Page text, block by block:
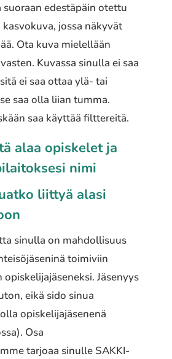
edestäpäin otettu
jossa näkyvät
Ota kuva mielellään
Kuvassa sinulla ei saa
ei saa ottaa ylä- tai
saa olla liian tumma.
saa käyttää filttereitä.
alaa opiskelet ja
nimi
liittyä alasi
sinulla on mahdollisuus
toimiviin
Jäsenyys
eikä sido sinua
opiskelijajäsenenä
Osa
tarjoaa sinulle SAKKI-